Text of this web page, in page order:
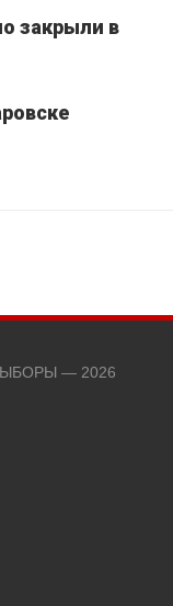
закрыли в
— 2026